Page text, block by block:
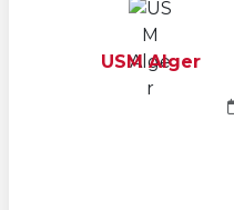
USM Alger